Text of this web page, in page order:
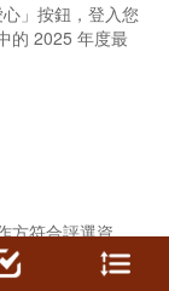
」按鈕，登入您
的 2025 年度最
方符合評選資